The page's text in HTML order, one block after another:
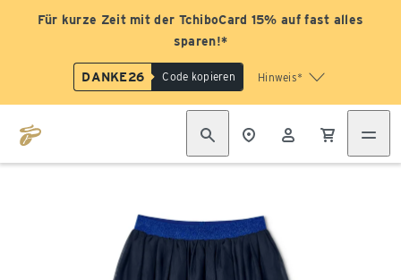
Für kurze Zeit mit der TchiboCard 15% auf fast alles
sparen!*
DANKE26 Code kopieren Hinweis*